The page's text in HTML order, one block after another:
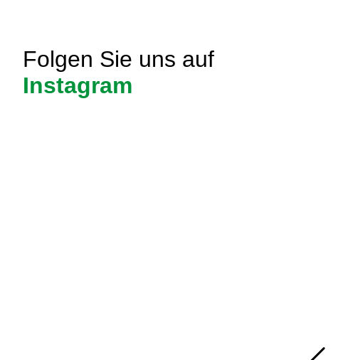
Folgen Sie uns auf
Instagram